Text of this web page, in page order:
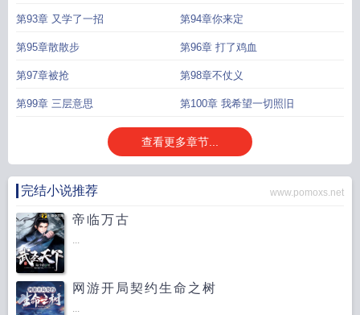
第93章 又学了一招 第94章你来定
第95章散散步 第96章 打了鸡血
第97章被抢 第98章不仗义
第99章 三层意思 第100章 我希望一切照旧
查看更多章节...
完结小说推荐 www.pomoxs.net
帝临万古
...
网游开局契约生命之树
...